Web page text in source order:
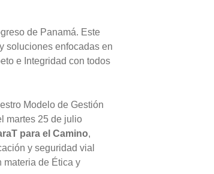
de Panamá. Este
soluciones enfocadas en
e Integridad con todos
Modelo de Gestión
martes 25 de julio
para el Camino,
y seguridad vial
materia de Ética y